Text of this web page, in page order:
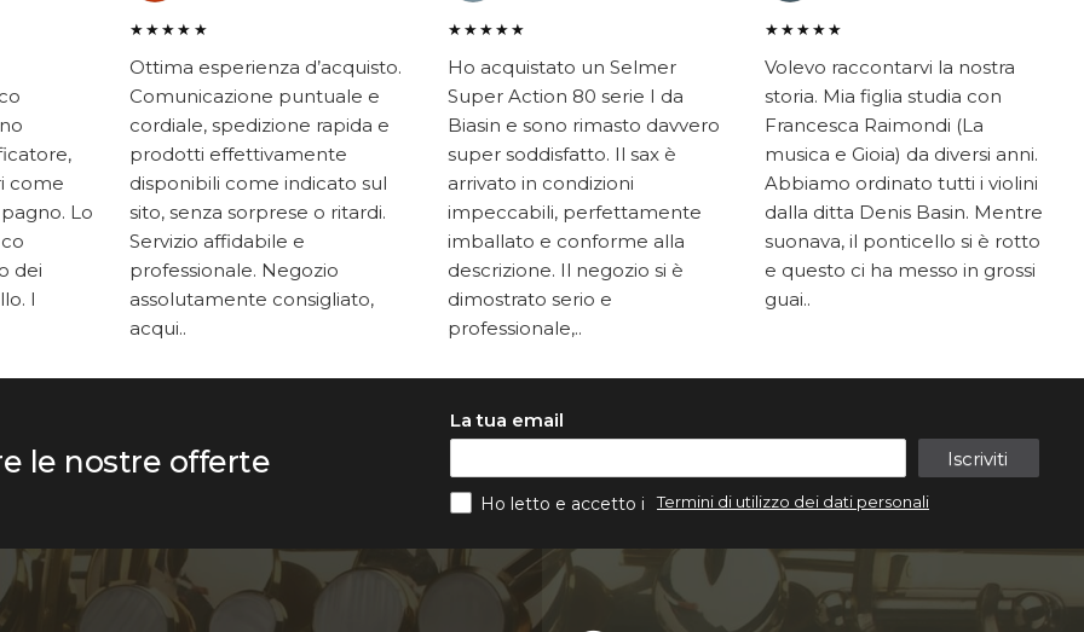
come
Lo
dei
I
★★★★★
Ottima esperienza d’acquisto.
Comunicazione puntuale e
cordiale, spedizione rapida e
prodotti effettivamente
disponibili come indicato sul
sito, senza sorprese o ritardi.
Servizio affidabile e
professionale. Negozio
assolutamente consigliato,
acqui..
★★★★★
Ho acquistato un Selmer
Super Action 80 serie I da
Biasin e sono rimasto davvero
super soddisfatto. Il sax è
arrivato in condizioni
impeccabili, perfettamente
imballato e conforme alla
descrizione. Il negozio si è
dimostrato serio e
professionale,..
★★★★★
Volevo raccontarvi la nostra
storia. Mia figlia studia con
Francesca Raimondi (La
musica e Gioia) da diversi anni.
Abbiamo ordinato tutti i violini
dalla ditta Denis Basin. Mentre
suonava, il ponticello si è rotto
e questo ci ha messo in grossi
guai..
le nostre offerte
La tua email
Iscriviti
Ho letto e accetto i Termini di utilizzo dei dati personali